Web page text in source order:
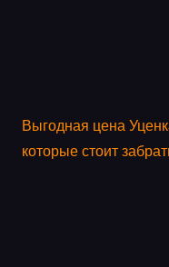
Выгодная цена
которые стоит